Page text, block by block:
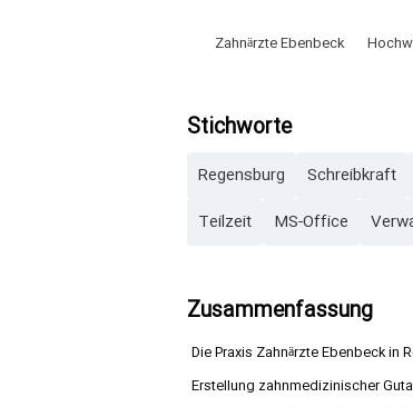
Zahnärzte Ebenbeck
Stichworte
Regensburg Schreibkraft
Teilzeit
MS-Office
Zusammenfassung
Die Praxis Zahnärzte Ebenbeck
Erstellung zahnmedizinischer